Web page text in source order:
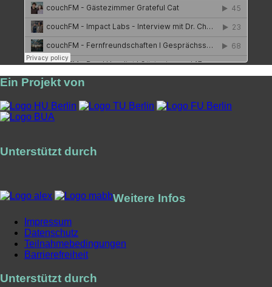
Ein Projekt von
Unterstützt durch
Weitere Infos
Impressum
Datenschutz
Teilnahmebedingungen
Barrierefreiheit
Unterstützt durch